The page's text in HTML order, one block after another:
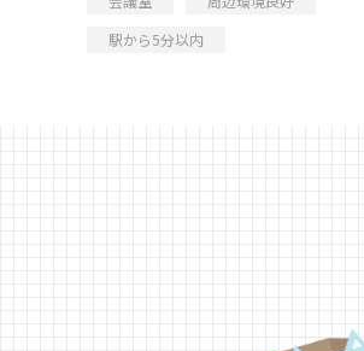
駅から5分以内